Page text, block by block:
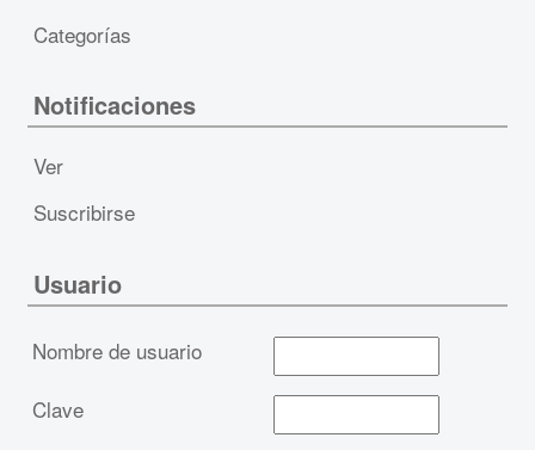
Categorías
Notificaciones
Ver
Suscribirse
Usuario
Nombre de usuario
Clave